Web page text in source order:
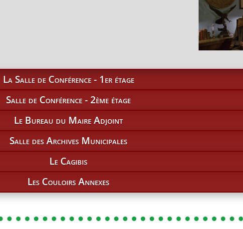
La Salle de Conférence - 1er étage
Salle de Conférence - 2ème étage
Le Bureau du Maire Adjoint
Salle des Archives Municipales
Le Cagibis
Les Couloirs Annexes